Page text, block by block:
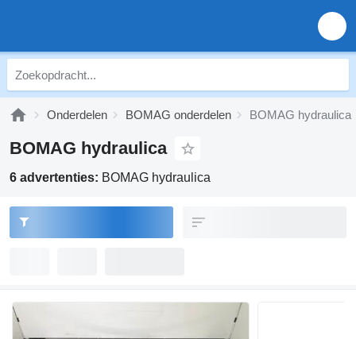
Onderdelen BOMAG onderdelen BOMAG hydraulica
BOMAG hydraulica
6 advertenties: BOMAG hydraulica